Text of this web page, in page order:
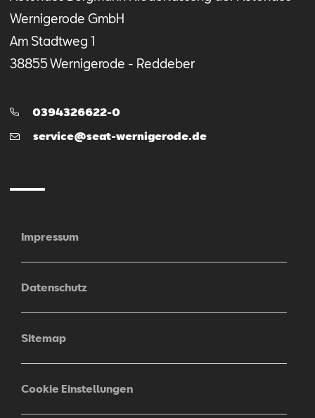
Wernigerode GmbH
Am Stadtweg 1
38855Wernigerode - Reddeber
Telefon:
0394326622-0
E-
service@seat-wernigerode.de
Impressum
Datenschutz
Sitemap
Cookie Einstellungen